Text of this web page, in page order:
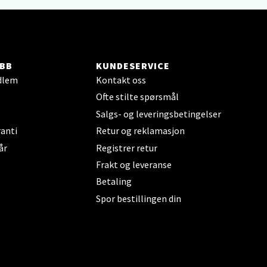
KUNDESERVICE
Kontakt oss
Ofte stilte spørsmål
Salgs- og leveringsbetingelser
Retur og reklamasjon
Registrer retur
Frakt og leveranse
Betaling
Spor bestillingen din